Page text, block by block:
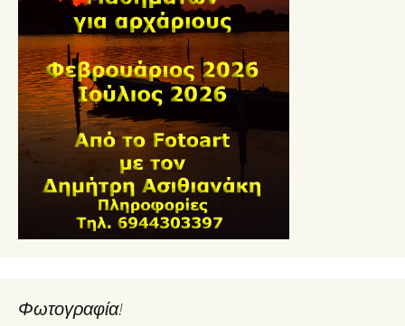
Φωτογραφία!